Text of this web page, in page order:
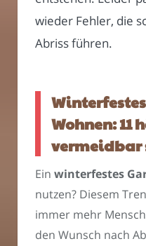
wieder Fehler, die
Abriss führen.
Wohnen: 11
vermeidbar
Ein winterfestes
nutzen? Diesem
immer mehr
den Wunsch nach